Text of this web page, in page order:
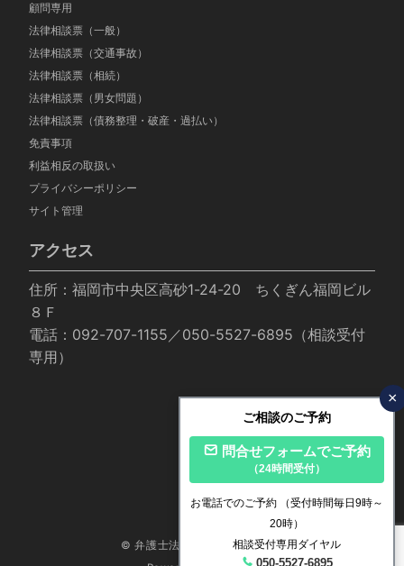
顧問専用
法律相談票（一般）
法律相談票（交通事故）
法律相談票（相続）
法律相談票（男女問題）
法律相談票（債務整理・破産・過払い）
免責事項
利益相反の取扱い
プライバシーポリシー
サイト管理
アクセス
住所：福岡市中央区高砂1-24-20 ちくぎん福岡ビル
８Ｆ
電話：092-707-1155／050-5527-6895（相談受付
専用）
ご相談のご予約
×
問合せフォームでご予約
（24時間受付）
お電話でのご予約
（受付時間毎日9時～
20時）
相談受付専用ダイヤル
050-5527-6895
© 弁護士法人いかり法律事務所